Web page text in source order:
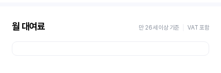
월 대여료 만 26세 이상 기준 VAT 포함